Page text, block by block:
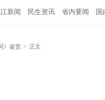
新闻 民生资讯 省内要闻 国
》鉴赏 > 正文